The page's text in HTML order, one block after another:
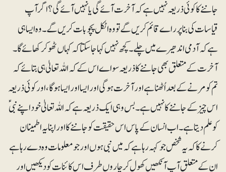
جاننے کا کوئی ذریعہ نہیں ہے کہ آخرت آئے گی یا نہیں آئے گی؟ اگر آپ
قیاسات کی بنا پر راے قائم کریں گے تو وہ اٹکل پچو بات کریں گے۔ وہ ایسا ہی
ہے کہ آدمی اندھیرے میں چلے۔ کچھ نہیں کہا جاسکتا کہ کہاں ٹھوکر کھائے گا۔
آخرت کے متعلق بھی جاننے کا ذریعہ سواے اس کے کہ اللہ تعالیٰ ہی بتائے کہ
تم کو مرنے کے بعد اُٹھنا ہے اور آخرت ہوگی اور ایسا اور ایسا ہوگا، او ر کوئی ذریعہ
اس چیز کے جاننے کا نہیں ہے۔ بس وہی ایک ذریعہ ہے کہ اللہ تعالیٰ خود اپنے نبی ؑ
کو علم دیتا ہے۔ اب انسان کے پاس اس حقیقت کو جاننے کا اور اپنا یہ اطمینان
کرنے کا کہ یہ شخص جو کہہ رہا ہے کہ میں نبی ہوں اور جو معلومات وہ دے رہا ہے
ان کے متعلق آپ آنکھیں کھول کر چاروں طرف اس کائنات کو دیکھیں اور